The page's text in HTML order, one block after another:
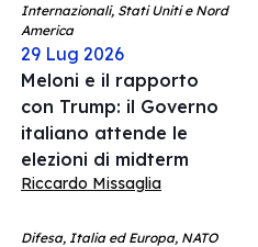
Internazionali, Stati Uniti e Nord
America
29 Lug 2026
Meloni e il rapporto
con Trump: il Governo
italiano attende le
elezioni di midterm
Riccardo Missaglia
Difesa, Italia ed Europa, NATO